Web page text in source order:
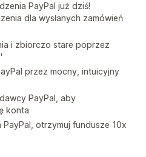
PayPal już dziś!
dla wysłanych zamówień
i zbiorczo stare poprzez
przez mocny, intuicyjny
PayPal, aby
konta
otrzymuj fundusze 10x